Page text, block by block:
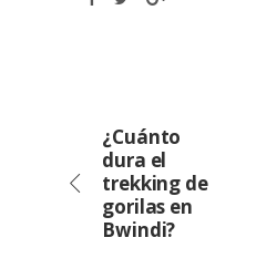
¿Cuánto
dura el
trekking de
gorilas en
Bwindi?